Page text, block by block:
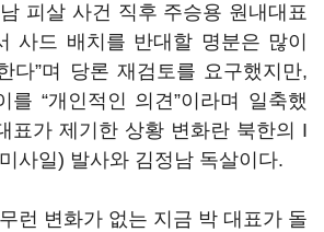
피살 사건 직후 주승용 원내대표
사드 배치를 반대할 명분은 많이
다”며 당론 재검토를 요구했지만,
를 “개인적인 의견”이라며 일축했
표가 제기한 상황 변화란 북한의 I
사일) 발사와 김정남 독살이다.
런 변화가 없는 지금 박 대표가 돌